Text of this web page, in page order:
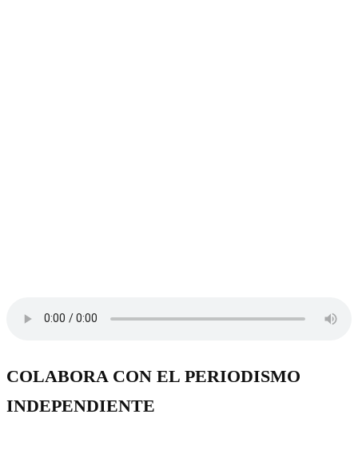
COLABORA CON EL PERIODISMO
INDEPENDIENTE